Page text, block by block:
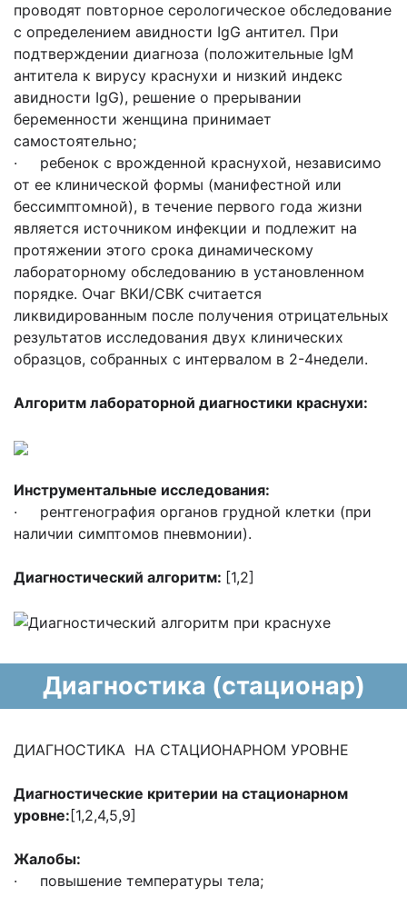
проводят повторное серологическое обследование
с определением авидности IgG антител. При
подтверждении диагноза (положительные IgM
антитела к вирусу краснухи и низкий индекс
авидности IgG), решение о прерывании
беременности женщина принимает
самостоятельно;
· ребенок с врожденной краснухой, независимо
от ее клинической формы (манифестной или
бессимптомной), в течение первого года жизни
является источником инфекции и подлежит на
протяжении этого срока динамическому
лабораторному обследованию в установленном
порядке. Очаг ВКИ/СBK считается
ликвидированным после получения отрицательных
результатов исследования двух клинических
образцов, собранных с интервалом в 2-4недели.
Алгоритм лабораторной диагностики краснухи:
Инструментальные исследования:
· рентгенография органов грудной клетки (при
наличии симптомов пневмонии).
Диагностический алгоритм: [1,2]
Диагностика (стационар)
ДИАГНОСТИКА НА СТАЦИОНАРНОМ УРОВНЕ
Диагностические критерии на стационарном
уровне:[1,2,4,5,9]
Жалобы:
· повышение температуры тела;